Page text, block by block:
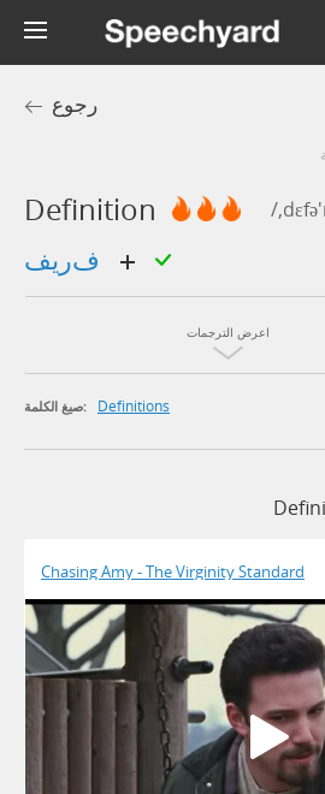
رجوع
Definition /
اعرض الترجمات
صيغ الكلمة: Definitions
Chasing Amy - The Virginity Standard